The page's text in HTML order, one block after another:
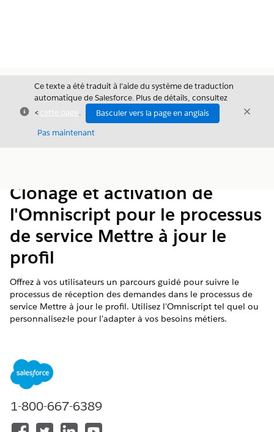
Fermer
Ce texte a été traduit à l’aide du système de traduction
automatique de Salesforce. Plus de détails, consultez
<cette page .
Basculer vers la page en anglais
Pas maintenant
Fermer
Clonage et activation de
l'Omniscript pour le processus
de service Mettre à jour le
profil
Offrez à vos utilisateurs un parcours guidé pour suivre le
processus de réception des demandes dans le processus de
service Mettre à jour le profil. Utilisez l'Omniscript tel quel ou
personnalisez-le pour l'adapter à vos besoins métiers.
Disponible avec : Lightning Experience
Disponible avec : Éditions
Unlimited dans lesquelles Financial Services Cloud est
activé
1-800-667-6389